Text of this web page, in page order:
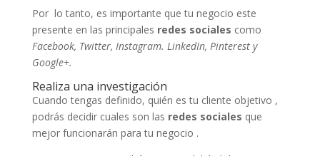
Por lo tanto, es importante que tu negocio este
presente en las principales redes sociales como
Facebook, Twitter, Instagram. LinkedIn, Pinterest y
Google+.
Realiza una investigación
Cuando tengas definido, quién es tu cliente objetivo ,
podrás decidir cuales son las redes sociales que
mejor funcionarán para tu negocio .